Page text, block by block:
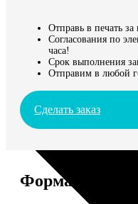
Отправь в печать за
Согласования по
часа!
Срок выполнения
Отправим в любой
Сделать заказ
Форматы и